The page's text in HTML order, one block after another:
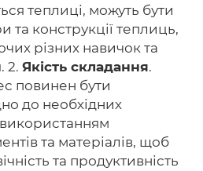
теплиці, можуть бути
та конструкції теплиць,
різних навичок та
2. Якість складання.
повинен бути
до необхідних
використанням
та матеріалів, щоб
та продуктивність